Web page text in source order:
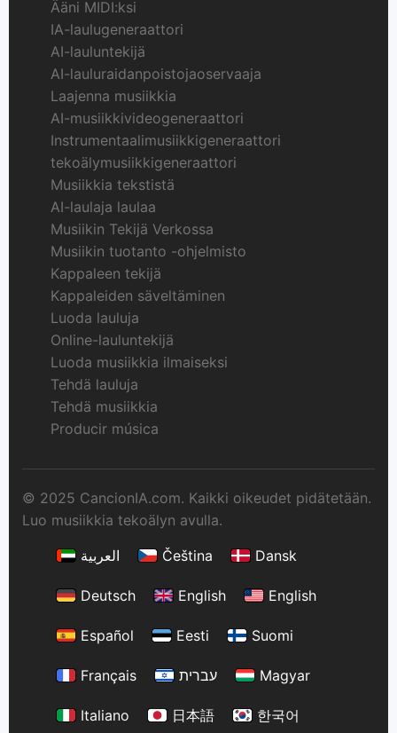
Ääni MIDI:ksi
IA-laulugeneraattori
AI-lauluntekijä
AI-lauluraidanpoistojaoservaaja
Laajenna musiikkia
AI-musiikkivideogeneraattori
Instrumentaalimusiikkigeneraattori
tekoälymusiikkigeneraattori
Musiikkia tekstistä
AI-laulaja laulaa
Musiikin Tekijä Verkossa
Musiikin tuotanto -ohjelmisto
Kappaleen tekijä
Kappaleiden säveltäminen
Luoda lauluja
Online-lauluntekijä
Luoda musiikkia ilmaiseksi
Tehdä lauluja
Tehdä musiikkia
Producir música
© 2025 CancionIA.com. Kaikki oikeudet pidätetään.
Luo musiikkia tekoälyn avulla.
العربية
Čeština Dansk
Deutsch English English
Español Eesti Suomi
Français עברית Magyar
Italiano 日本語 한국어